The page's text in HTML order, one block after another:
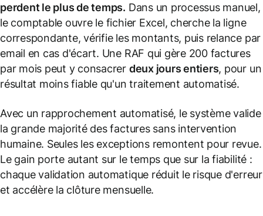
perdent le plus de temps. Dans un processus manuel,
le comptable ouvre le fichier Excel, cherche la ligne
correspondante, vérifie les montants, puis relance par
email en cas d'écart. Une RAF qui gère 200 factures
par mois peut y consacrer deux jours entiers, pour un
résultat moins fiable qu'un traitement automatisé.
Avec un rapprochement automatisé, le système valide
la grande majorité des factures sans intervention
humaine. Seules les exceptions remontent pour revue.
Le gain porte autant sur le temps que sur la fiabilité :
chaque validation automatique réduit le risque d'erreur
et accélère la clôture mensuelle.